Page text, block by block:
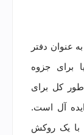
عنوان دفتر
برای جزوه
کل برای
آل است.
با یک روکش